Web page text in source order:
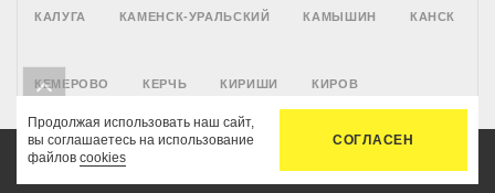
КАЛУГА КАМЕНСК-УРАЛЬСКИЙ КАМЫШИН КАНСК
КЕМЕРОВО КЕРЧЬ КИРИШИ КИРОВ
КИРОВО-ЧЕПЕЦК
Продолжая использовать наш сайт,
вы соглашаетесь на использование
файлов cookies
СОГЛАСЕН